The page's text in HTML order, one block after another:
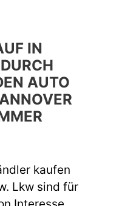
IN
AUTO
kaufen
Lkw sind für